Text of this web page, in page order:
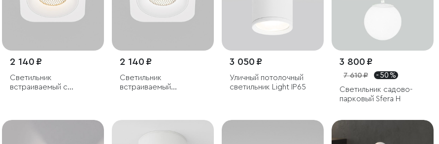
2 140 ₽
Светильник
встраиваемый с
2 140 ₽
Светильник
встраиваемый
3 050 ₽
Уличный потолочный
светильник Light IP65
3 800 ₽
7 610 ₽
- 50 %
Светильник садово-
парковый Sfera H